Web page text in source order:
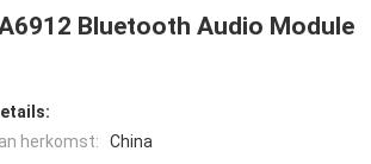
Bluetooth Audio Module
herkomst:
China